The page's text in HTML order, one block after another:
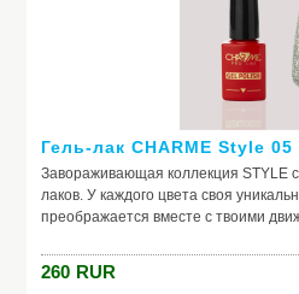
Гель-лак CHARME Style 05
Завораживающая коллекция STYLE
лаков. У каждого цвета своя
преображается вместе с твоими
помогут тебе создать
комфортная консистенция большое
260 RUR